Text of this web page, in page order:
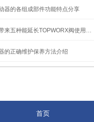
器的各组成部件功能特点分享
一文为您带来五种能延长TOPWORX阀使用寿命的方法介绍
的正确维护保养方法介绍
首页